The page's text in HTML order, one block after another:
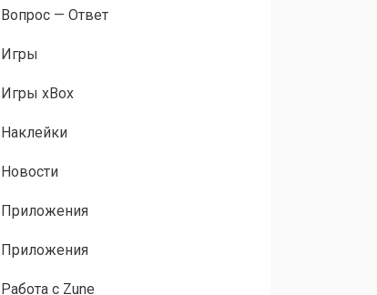
Вопрос — Ответ
Игры
Игры xBox
Наклейки
Новости
Приложения
Приложения
Работа с Zune